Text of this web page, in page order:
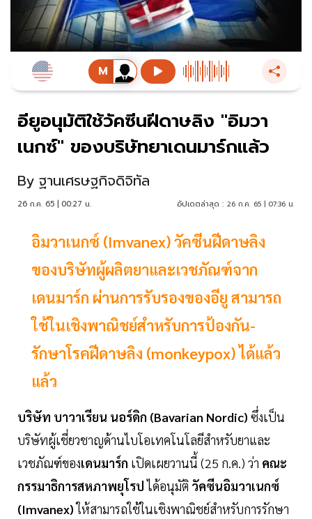
อียูอนุมัติใช้วัคซีนฝีดาษลิง "อิมวา
เนกซ์" ของบริษัทยาเดนมาร์กแล้ว
By ฐานเศรษฐกิจดิจิทัล
26 ก.ค. 65 | 00:27 น. อัปเดตล่าสุด : 26 ก.ค. 65 | 07:36 น.
อิมวาเนกซ์ (Imvanex) วัคซีนฝีดาษลิง
ของบริษัทผู้ผลิตยาและเวชภัณฑ์จาก
เดนมาร์ก ผ่านการรับรองของอียู สามารถ
ใช้ในเชิงพาณิชย์สำหรับการป้องกัน-
รักษาโรคฝีดาษลิง (monkeypox) ได้แล้ว
แล้ว
บริษัท บาวาเรียน นอร์ดิก (Bavarian Nordic) ซึ่งเป็น
บริษัทผู้เชี่ยวชาญด้านไบโอเทคโนโลยีสำหรับยาและ
เวชภัณฑ์ของเดนมาร์ก เปิดเผยวานนี้ (25 ก.ค.) ว่า คณะ
กรรมาธิการสหภาพยุโรปได้อนุมัติ วัคซีนอิมวาเนกซ์
(Imvanex)ให้สามารถใช้ในเชิงพาณิชย์สำหรับการรักษา